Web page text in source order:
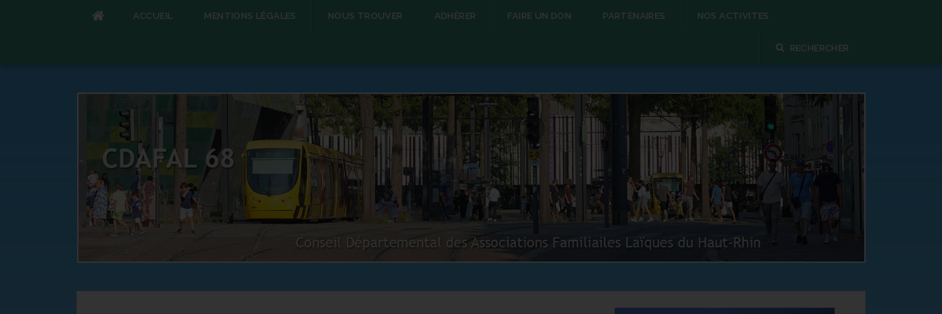
ACCUEIL MENTIONS LÉGALES NOUS TROUVER ADHÉRER FAIRE UN DON PARTENAIRES NOS ACTIVITES
RECHERCHER